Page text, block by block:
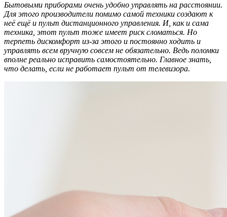
Бытовыми приборами очень удобно управлять на расстоянии.
Для этого производители помимо самой техники создают к
неё ещё и пульт дистанционного управления. И, как и сама
техника, этот пульт тоже имеет риск сломаться. Но
терпеть дискомфорт из-за этого и постоянно ходить и
управлять всем вручную совсем не обязательно. Ведь поломки
вполне реально исправить самостоятельно. Главное знать,
что делать, если не работает пульт от телевизора.